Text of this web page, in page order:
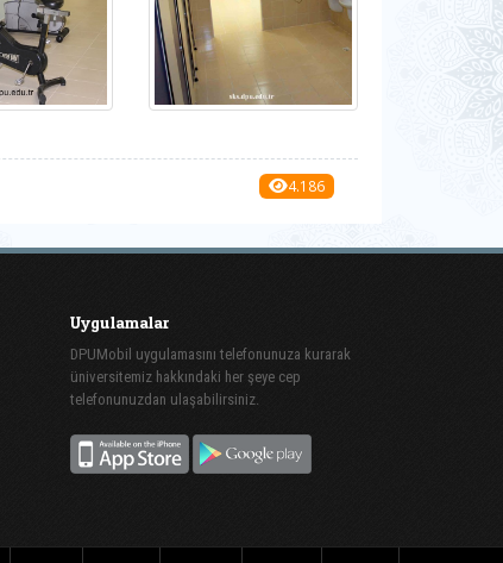
4.186
Uygulamalar
DPUMobil uygulamasını telefonunuza kurarak
üniversitemiz hakkındaki her şeye cep
telefonunuzdan ulaşabilirsiniz.